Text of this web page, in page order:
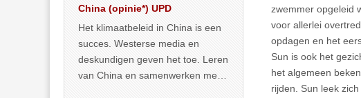
zwemmer opgeleid
voor allerlei
opdagen en het
Sun is ook het
het algemeen
rijden. Sun leek
China (opinie*) UPD
Het klimaatbeleid in China is een
succes. Westerse media en
deskundigen geven het toe. Leren
van China en samenwerken met